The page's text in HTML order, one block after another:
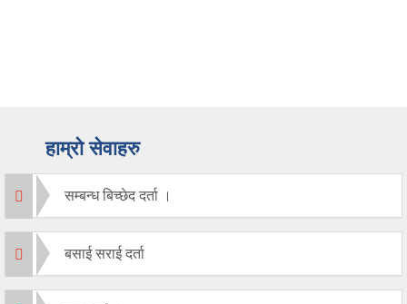
हाम्रो सेवाहरु
सम्बन्ध बिच्छेद दर्ता ।
बसाई सराई दर्ता